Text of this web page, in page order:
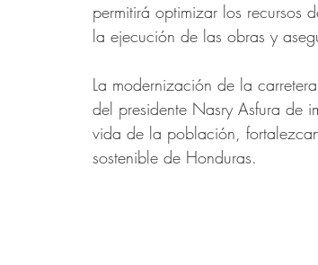
permitirá optimizar los recursos
la ejecución de las obras y
La modernización de la
del presidente Nasry Asfura de
vida de la población,
sostenible de Honduras.